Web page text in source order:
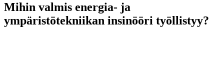
Mihin valmis energia- ja
ympäristötekniikan insinööri työllistyy?